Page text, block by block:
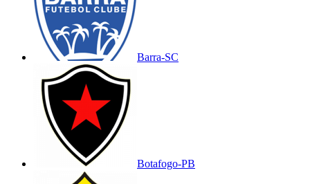
Barra-SC
Botafogo-PB